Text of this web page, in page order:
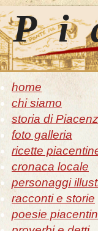
home
chi siamo
storia di
foto galleria
ricette
cronaca locale
personaggi
racconti e storie
poesie